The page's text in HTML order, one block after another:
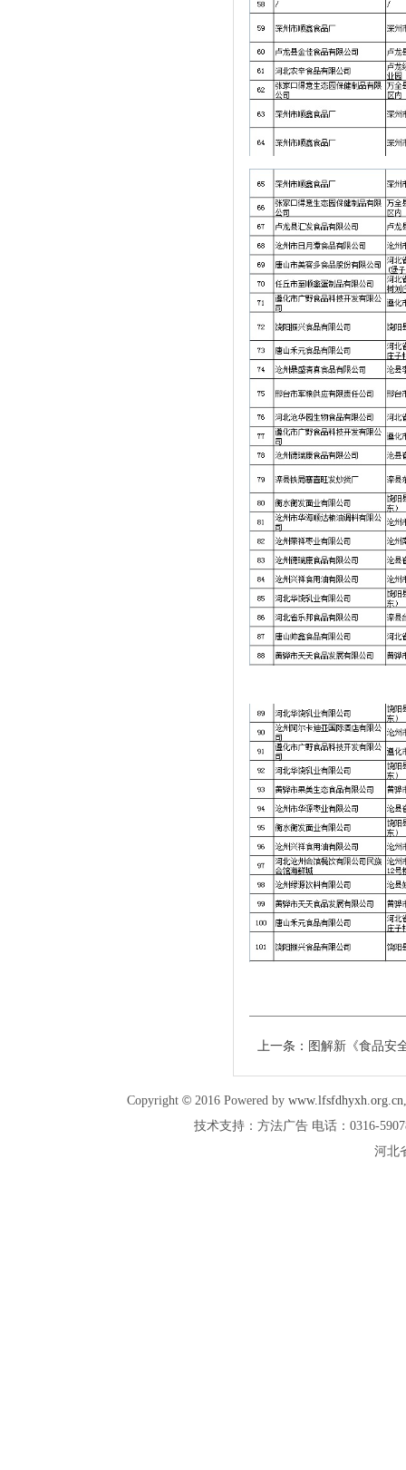
上一条： 图解新《食品安
Copyright © 2016 Powered by www.lfsfdhyxh.org.cn
技术支持：方法广告 电话：0316-
河北